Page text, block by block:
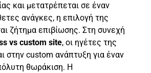
και μετατρέπεται σε έναν
ανάγκες, η επιλογή της
ζήτημα επιβίωσης. Στη συνεχή
vs custom site, οι ηγέτες της
στην custom ανάπτυξη για έναν
θωράκιση. Η